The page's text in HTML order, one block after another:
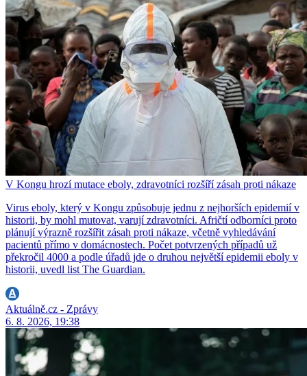
V Kongu hrozí mutace eboly, zdravotníci rozšíří zásah proti nákaze
Virus eboly, který v Kongu způsobuje jednu z nejhorších epidemií v
historii, by mohl mutovat, varují zdravotníci. Afričtí odborníci proto
plánují výrazně rozšířit zásah proti nákaze, včetně vyhledávání
pacientů přímo v domácnostech. Počet potvrzených případů už
překročil 4000 a podle úřadů jde o druhou největší epidemii eboly v
historii, uvedl list The Guardian.
Aktuálně.cz - Zprávy
6. 8. 2026, 19:38